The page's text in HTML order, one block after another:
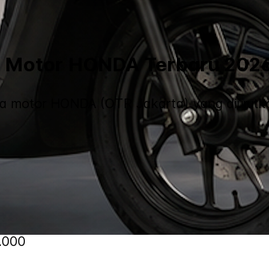
HONDA Terbaru
motor HONDA (OTR Jakarta) yang